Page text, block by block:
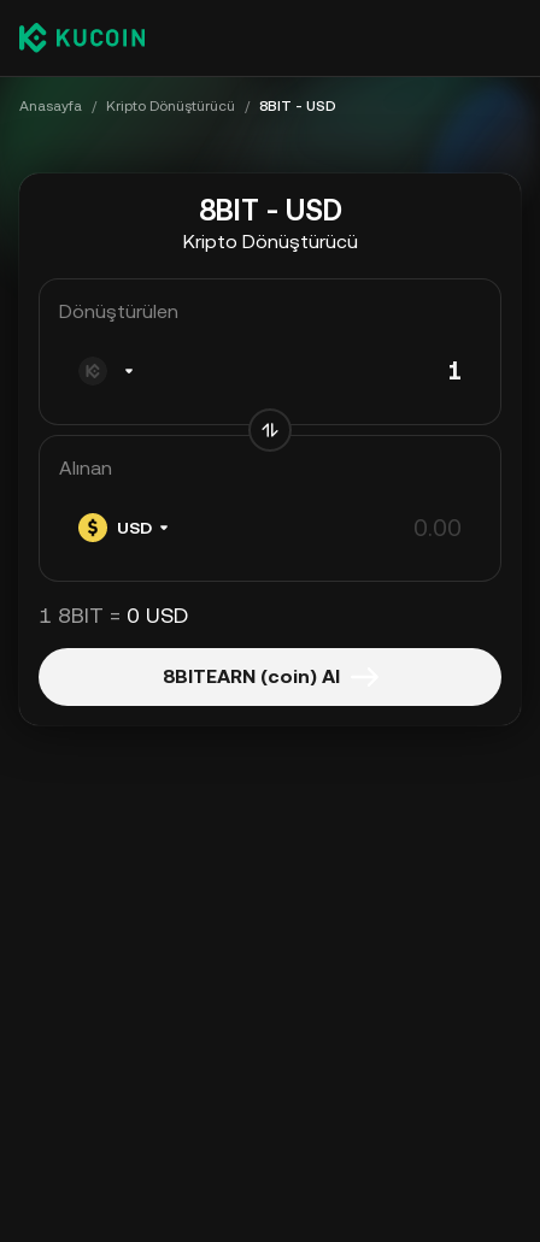
Anasayfa / Kripto Dönüştürücü / 8BIT - USD
8BIT - USD
Kripto Dönüştürücü
Dönüştürülen
Alınan
USD
1 8BIT = 0 USD
8BITEARN (coin) Al